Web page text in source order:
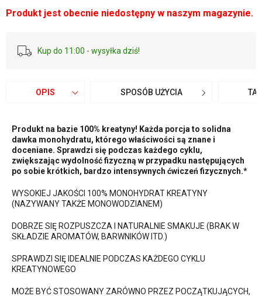
Produkt jest obecnie niedostępny w naszym magazynie.
Kup do 11:00 - wysyłka dziś!
OPIS SPOSÓB UŻYCIA
Produkt na bazie 100% kreatyny! Każda porcja to solidna
dawka monohydratu, którego właściwości są znane i
doceniane. Sprawdzi się podczas każdego cyklu,
zwiększając wydolność fizyczną w przypadku następujących
po sobie krótkich, bardzo intensywnych ćwiczeń fizycznych.*
WYSOKIEJ JAKOŚCI 100% MONOHYDRAT KREATYNY
(NAZYWANY TAKŻE MONOWODZIANEM)
DOBRZE SIĘ ROZPUSZCZA I NATURALNIE SMAKUJE (BRAK W
SKŁADZIE AROMATÓW, BARWNIKÓW ITD.)
SPRAWDZI SIĘ IDEALNIE PODCZAS KAŻDEGO CYKLU
KREATYNOWEGO
MOŻE BYĆ STOSOWANY ZARÓWNO PRZEZ POCZĄTKUJĄCYCH,